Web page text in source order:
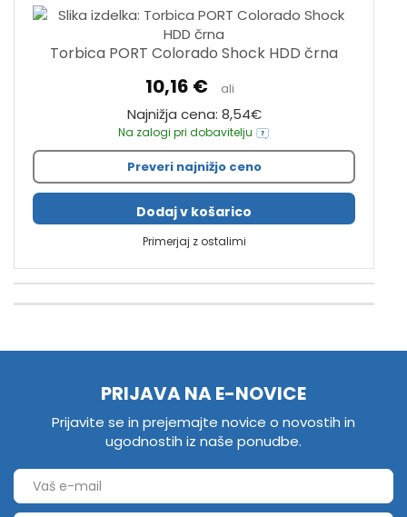
Torbica PORT Colorado Shock HDD črna
10,16 € ali
Najnižja cena: 8,54€
Na zalogi pri dobavitelju
Preveri najnižjo ceno
Dodaj v košarico
Primerjaj z ostalimi
PRIJAVA NA E-NOVICE
Prijavite se in prejemajte novice o novostih in
ugodnostih iz naše ponudbe.